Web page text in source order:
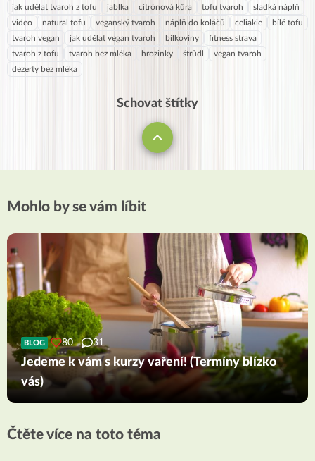
jak udělat tvaroh z tofu
jablka citrónová kůra tofu tvaroh
sladká náplň
video
natural tofu veganský tvaroh náplň do koláčů celiakie
bílé tofu
tvaroh vegan
jak udělat vegan tvaroh bílkoviny
fitness strava
tvaroh z tofu
tvaroh bez mléka hrozinky štrůdl
vegan tvaroh
dezerty bez mléka
Schovat štítky
Mohlo by se vám líbit
BLOG 80 31
Jedeme k vám s kurzy vaření! (Termíny blízko
vás)
Čtěte více na toto téma